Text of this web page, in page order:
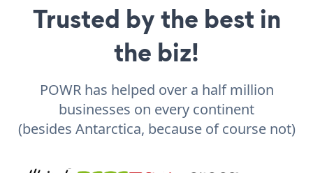
Trusted by the best in
the biz!
POWR has helped over a half million
businesses on every continent
(besides Antarctica, because of course not)